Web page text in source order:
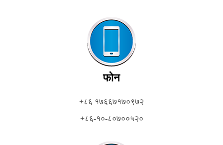
फोन
+८६ १७६६७१७०९७२
+८६-१०-८०७००५२०